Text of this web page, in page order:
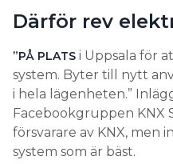
Därför rev
”PÅ PLATS i Uppsala för
system. Byter till nytt
i hela lägenheten.”
Facebookgruppen KNX
försvarare av KNX, men
system som är bäst.